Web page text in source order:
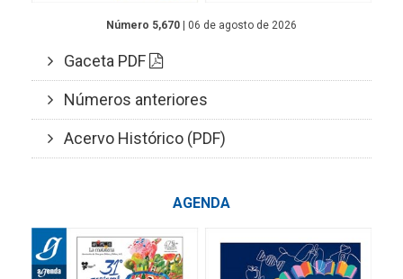
Número 5,670 | 06 de agosto de 2026
Gaceta PDF
Números anteriores
Acervo Histórico (PDF)
AGENDA